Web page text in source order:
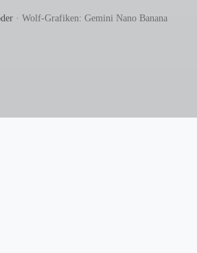
· Wolf-Grafiken: Gemini Nano Banana